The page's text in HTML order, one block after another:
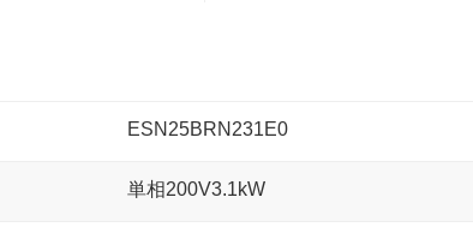
ESN25BRN231E0
単相200V3.1kW